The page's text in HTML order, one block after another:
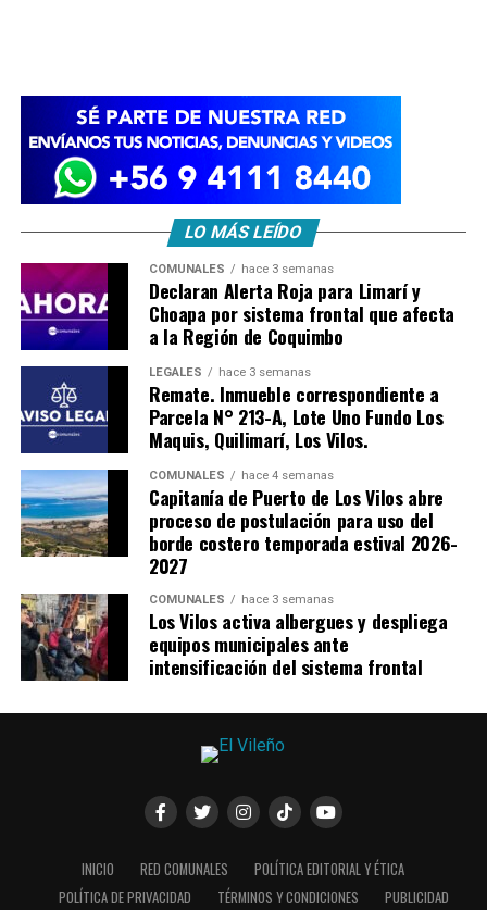
LO MÁS LEÍDO
COMUNALES hace 3 semanas
Declaran Alerta Roja para Limarí y
Choapa por sistema frontal que afecta
a la Región de Coquimbo
LEGALES hace 3 semanas
Remate. Inmueble correspondiente a
Parcela N° 213-A, Lote Uno Fundo Los
Maquis, Quilimarí, Los Vilos.
COMUNALES hace 4 semanas
Capitanía de Puerto de Los Vilos abre
proceso de postulación para uso del
borde costero temporada estival 2026-
2027
COMUNALES hace 3 semanas
Los Vilos activa albergues y despliega
equipos municipales ante
intensificación del sistema frontal
INICIO RED COMUNALES
POLÍTICA EDITORIAL Y ÉTICA
POLÍTICA DE PRIVACIDAD
TÉRMINOS Y CONDICIONES PUBLICIDAD